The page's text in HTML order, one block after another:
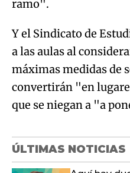
ramo".
Y el Sindicato de
a las aulas al
máximas medidas de
convertirán "en
que se niegan a "a
ÚLTIMAS NOTICIAS